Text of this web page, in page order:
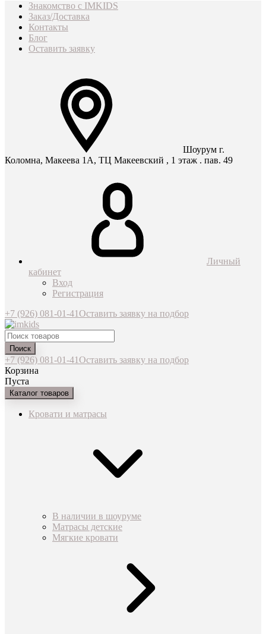
Знакомство с IMKIDS
Заказ/Доставка
Контакты
Блог
Оставить заявку
Шоурум г.
Коломна, Макеева 1А, ТЦ Макеевский , 1 этаж . пав. 49
Личный
кабинет
Вход
Регистрация
+7 (926) 081-01-41Оставить заявку на подбор
Поиск
+7 (926) 081-01-41Оставить заявку на подбор
Корзина
Пуста
Каталог товаров
Кровати и матрасы
В наличии в шоуруме
Матрасы детские
Мягкие кровати